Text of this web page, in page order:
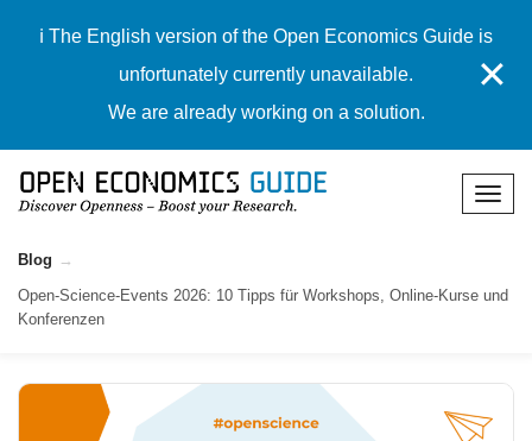
ℹ️ The English version of the Open Economics Guide is
unfortunately currently unavailable.
We are already working on a solution.
✕
Blog
Open-Science-Events 2026: 10 Tipps für Workshops, Online-Kurse und
Konferenzen